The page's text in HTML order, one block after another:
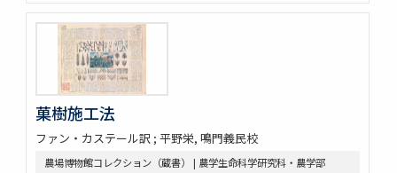
菓樹施工法
ファン・カステール訳 ; 平野栄, 鳴門義民校
農場博物館コレクション（蔵書） | 農学生命科学研究科・農学部